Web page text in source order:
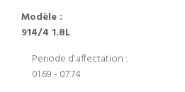
Modèle :
914/4 1.8L
Periode d'affectation :
01.69 - 07.74